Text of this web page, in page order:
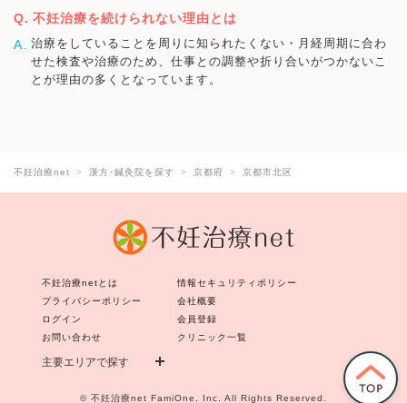
不妊治療を続けられない理由とは
治療をしていることを周りに知られたくない・月経周期に合わ
せた検査や治療のため、仕事との調整や折り合いがつかないこ
とが理由の多くとなっています。
不妊治療net 漢方･鍼灸院を探す 京都府 京都市北区
不妊治療netとは
情報セキュリティポリシー
プライバシーポリシー
会社概要
ログイン
会員登録
お問い合わせ
クリニック一覧
主要エリアで探す
© 不妊治療net FamiOne, Inc. All Rights Reserved.